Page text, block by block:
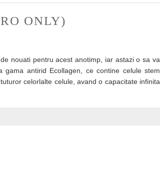
ONLY)
nouati pentru acest anotimp, iar astazi o sa va
antirid Ecollagen, ce contine celule stem
celorlalte celule, avand o capacitate infinita